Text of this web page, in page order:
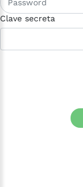
Clave secreta